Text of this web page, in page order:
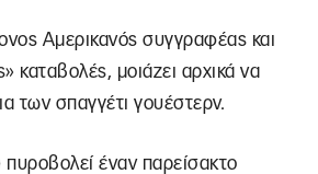
Αμερικανός συγγραφέας και
καταβολές, μοιάζει αρχικά να
των σπαγγέτι γουέστερν.
έναν παρείσακτο